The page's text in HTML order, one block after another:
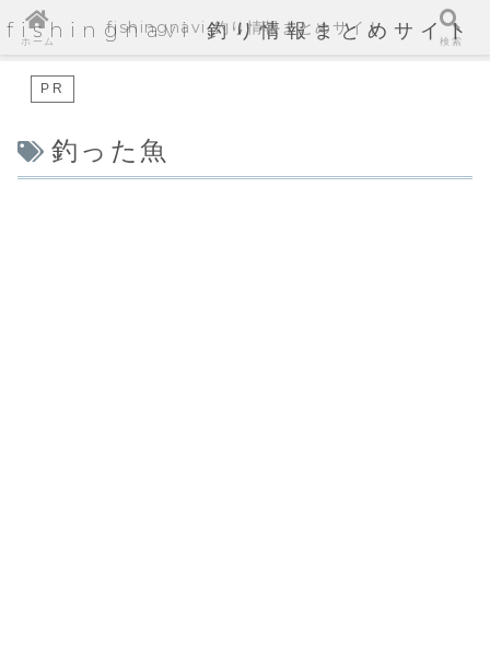
fishingnavi 釣り情報まとめサイト
PR
釣った魚
ホーム
fishingnavi 釣り情報まとめサイト
検索